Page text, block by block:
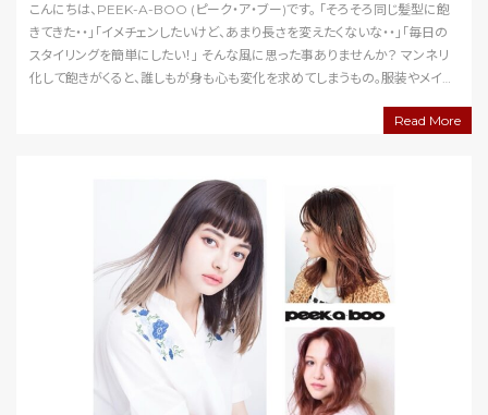
こんにちは、PEEK-A-BOO (ピーク・ア・ブー)です。 「そろそろ同じ髪型に飽
きてきた・・」「イメチェンしたいけど、あまり長さを変えたくないな・・」「毎日の
スタイリングを簡単にしたい！」 そんな風に思った事ありませんか？ マンネリ
化して飽きがくると、誰しもが身も心も変化を求めてしまうもの。服装やメイク
Read More